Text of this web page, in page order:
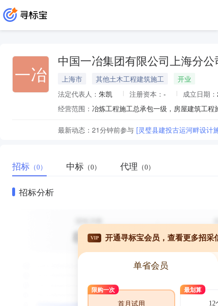
一冶
中国一冶集团有限公司上海分公
上海市 其他土木工程建筑施工
开业
法定代表人： 朱凯 注册资本： - 成立日期：
经营范围：
最新动态： 21分钟前参与 [灵璧县建投古运河畔设计
招标 （0） 中标 （0） 代理 （0）
招标分析
VIP 开通寻标宝会员，查看更多招采
单省会员
限购一次
首月试用
最划算
12